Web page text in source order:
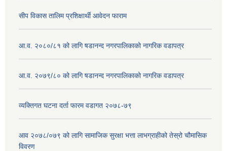
सीप विकास तालिम प्रशिक्षार्थी आवेदन फाराम
आ.व. २०८०/८१ को लागि षडानन्द नगरपालिकाको नागरिक वडापत्र
आ.व. २०७९/८० को लागि षडानन्द नगरपालिकाको नागरिक वडापत्र
व्यक्तिगत घटना दर्ता फारम वडागत २०७८-७९
आव २०७८/०७९ को लागि सामाजिक सुरक्षा भत्ता लाभग्राहीको तेस्रो चौमासिक
विवरण